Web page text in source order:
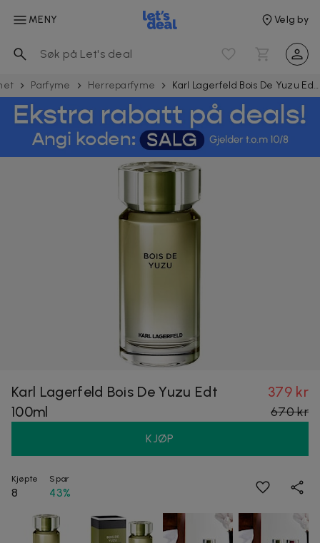
MENY Velg by
Parfyme Herreparfyme Karl Lagerfeld Bois De Yuzu Edt 100ml
Karl Lagerfeld Bois De Yuzu Edt
100ml
379 kr
670 kr
KJØP
Kjøpte
8
Spar
43%